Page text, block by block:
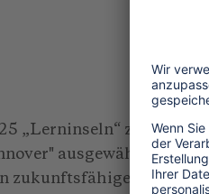
„Lerninseln“ zum
ausgewählt, um
zukunftsfähige